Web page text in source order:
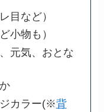
目など）
小物も）
元気、おとな
カラー(※背